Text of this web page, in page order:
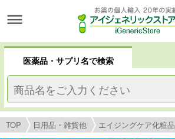
医薬品・サプリ名で検索
TOP 日用品・雑貨他 エイジングケア化粧品